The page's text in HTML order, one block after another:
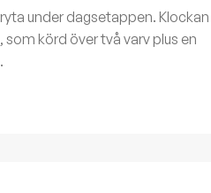
under dagsetappen. Klockan
körd över två varv plus en